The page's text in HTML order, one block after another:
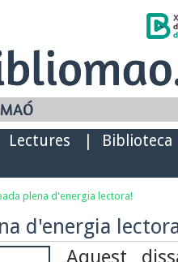
Lectures
Biblioteca
plena d'energia lectora!
d'energia
Aquest